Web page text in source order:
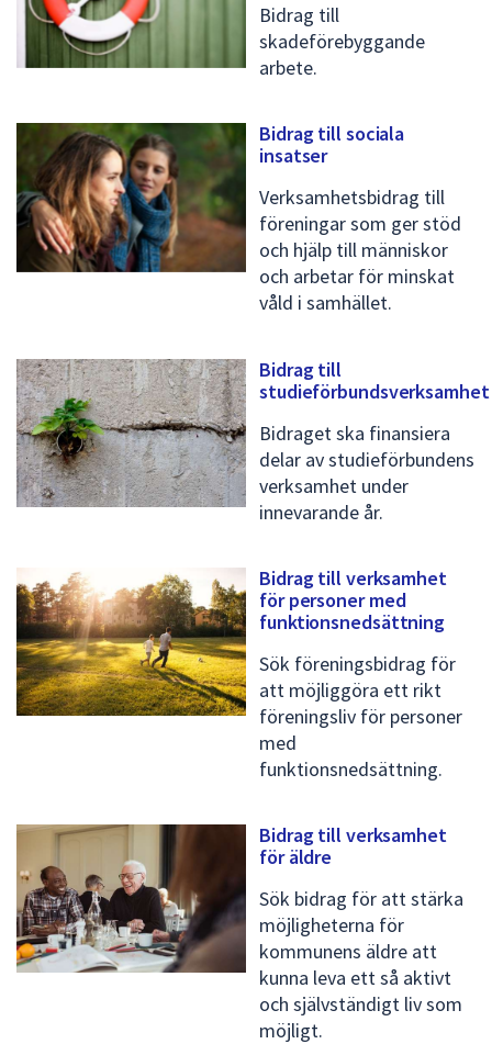
Bidrag till
skadeförebyggande
arbete.
Bidrag till sociala
insatser
Verksamhetsbidrag till
föreningar som ger stöd
och hjälp till människor
och arbetar för minskat
våld i samhället.
Bidrag till
studieförbundsverksamhet
Bidraget ska finansiera
delar av studieförbundens
verksamhet under
innevarande år.
Bidrag till verksamhet
för personer med
funktionsnedsättning
Sök föreningsbidrag för
att möjliggöra ett rikt
föreningsliv för personer
med
funktionsnedsättning.
Bidrag till verksamhet
för äldre
Sök bidrag för att stärka
möjligheterna för
kommunens äldre att
kunna leva ett så aktivt
och självständigt liv som
möjligt.